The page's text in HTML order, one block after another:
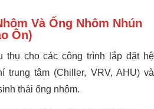
Và Ống Nhôm Nhún
Ôn)
thụ cho các công trình lắp đặt hệ
trung tâm (Chiller, VRV, AHU) và
thái ống nhôm.